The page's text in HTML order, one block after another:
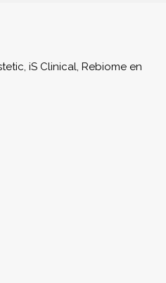
iS Clinical, Rebiome en